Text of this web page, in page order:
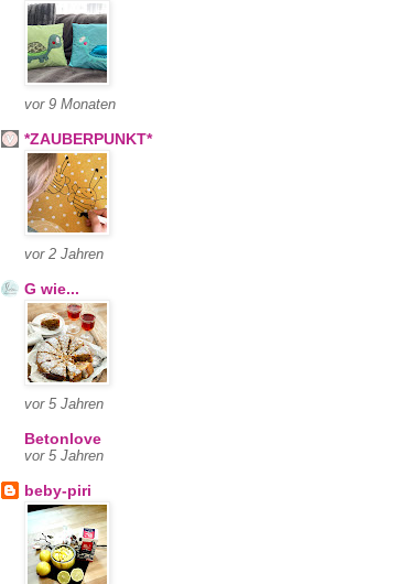
vor 9 Monaten
*ZAUBERPUNKT*
vor 2 Jahren
G wie...
vor 5 Jahren
Betonlove
vor 5 Jahren
beby-piri